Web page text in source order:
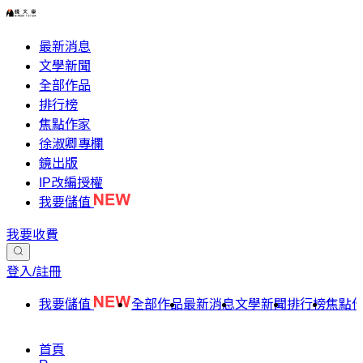
最新消息
文學新聞
全部作品
排行榜
焦點作家
徐淑卿專欄
鏡出版
IP改編授權
我要儲值
我要收費
登入/註冊
我要儲值 全部作品最新消息文學新聞排行榜焦點
首頁